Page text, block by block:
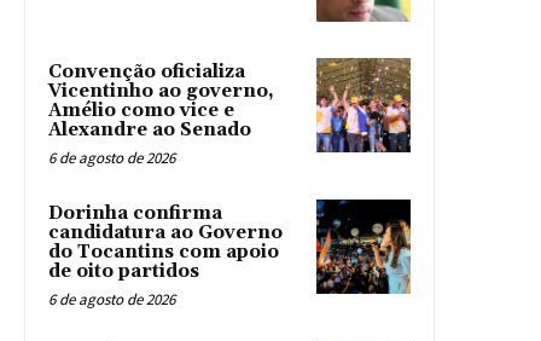
Convenção oficializa
Vicentinho ao governo,
Amélio como vice e
Alexandre ao Senado
6 de agosto de 2026
Dorinha confirma
candidatura ao Governo
do Tocantins com apoio
de oito partidos
6 de agosto de 2026